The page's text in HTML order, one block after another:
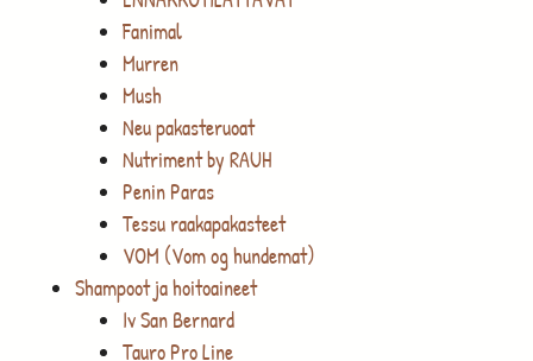
Fanimal
Murren
Mush
Neu pakasteruoat
Nutriment by RAUH
Penin Paras
Tessu raakapakasteet
VOM (Vom og hundemat)
Shampoot ja hoitoaineet
Iv San Bernard
Tauro Pro Line